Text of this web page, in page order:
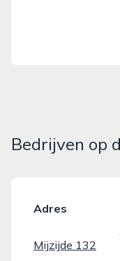
Bedrijven op
Adres
Mijzijde 132